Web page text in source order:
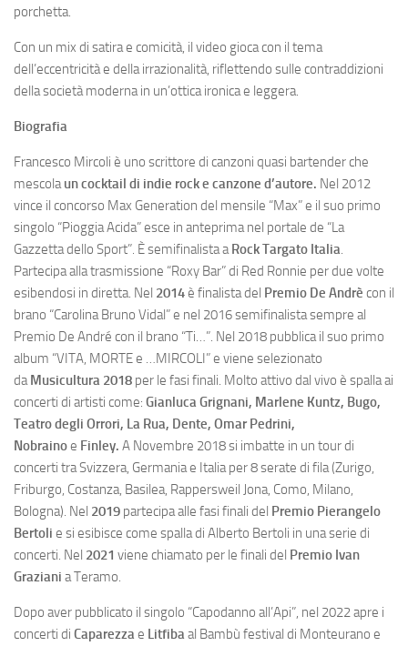
porchetta.
Con un mix di satira e comicità, il video gioca con il tema
dell’eccentricità e della irrazionalità, riflettendo sulle contraddizioni
della società moderna in un’ottica ironica e leggera.
Biografia
Francesco Mircoli è uno scrittore di canzoni quasi bartender che
mescolaun cocktail di indie rock e canzone d’autore. Nel 2012
vince il concorso Max Generation del mensile “Max” e il suo primo
singolo “Pioggia Acida” esce in anteprima nel portale de “La
Gazzetta dello Sport”. È semifinalista aRock Targato Italia.
Partecipa alla trasmissione “Roxy Bar” di Red Ronnie per due volte
esibendosi in diretta. Nel 2014è finalista del Premio De Andrè con il
brano “Carolina Bruno Vidal” e nel 2016 semifinalista sempre al
Premio De André con il brano “Ti…”. Nel 2018 pubblica il suo primo
album “VITA, MORTE e …MIRCOLI” e viene selezionato
daMusicultura 2018 per le fasi finali. Molto attivo dal vivo è spalla ai
concerti di artisti come: Gianluca Grignani, Marlene Kuntz, Bugo,
Teatro degli Orrori, La Rua, Dente, Omar Pedrini,
Nobrainoe Finley. A Novembre 2018 si imbatte in un tour di
concerti tra Svizzera, Germania e Italia per 8 serate di fila (Zurigo,
Friburgo, Costanza, Basilea, Rappersweil Jona, Como, Milano,
Bologna). Nel 2019 partecipa alle fasi finali del Premio Pierangelo
Bertoli e si esibisce come spalla di Alberto Bertoli in una serie di
concerti. Nel 2021 viene chiamato per le finali del Premio Ivan
Graziani a Teramo.
Dopo aver pubblicato il singolo “Capodanno all’Api”, nel 2022 apre i
concerti di Caparezzae Litfibaal Bambù festival di Monteurano e